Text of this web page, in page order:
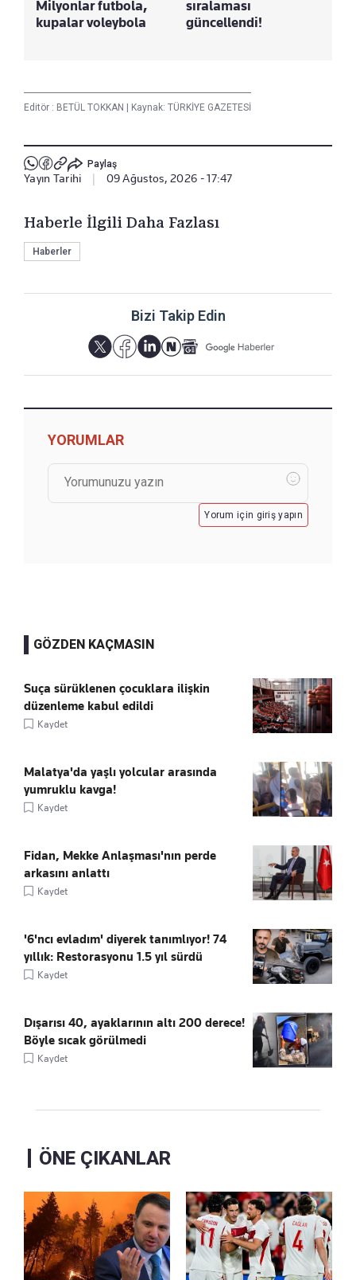
Milyonlar futbola,
kupalar voleybola
sıralaması
güncellendi!
Editör : BETÜL TOKKAN | Kaynak: TÜRKİYE GAZETESİ
Paylaş
Yayın Tarihi 09 Ağustos, 2026 - 17:47
Haberle İlgili Daha Fazlası
Haberler
Bizi Takip Edin
YORUMLAR
Yorum için giriş yapın
GÖZDEN KAÇMASIN
Suça sürüklenen çocuklara ilişkin
düzenleme kabul edildi
Kaydet
Malatya'da yaşlı yolcular arasında
yumruklu kavga!
Kaydet
Fidan, Mekke Anlaşması'nın perde
arkasını anlattı
Kaydet
'6'ncı evladım' diyerek tanımlıyor! 74
yıllık: Restorasyonu 1.5 yıl sürdü
Kaydet
Dışarısı 40, ayaklarının altı 200 derece!
Böyle sıcak görülmedi
Kaydet
ÖNE ÇIKANLAR